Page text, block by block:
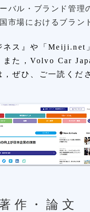
バル・ブランド管理
市場におけるブラン
ネス』や「Meiji.net
また，Volvo Car
，ぜひ、ご一読くだ
作・論文